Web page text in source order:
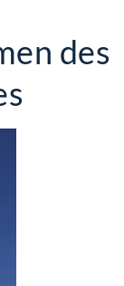
des